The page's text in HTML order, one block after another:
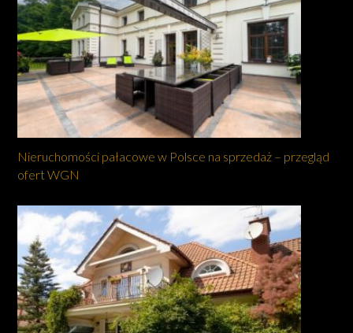
Nieruchomości pałacowe w Polsce na sprzedaż – przegląd
ofert WGN